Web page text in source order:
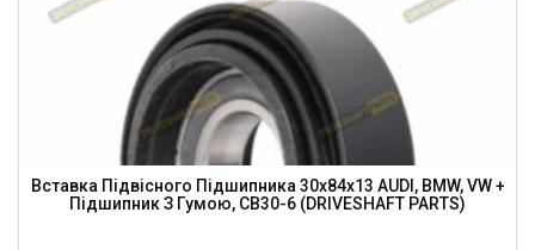
Вставка Підвісного Підшипника 30x84x13 AUDI, BMW, VW +
Підшипник З Гумою, CB30-6 (DRIVESHAFT PARTS)